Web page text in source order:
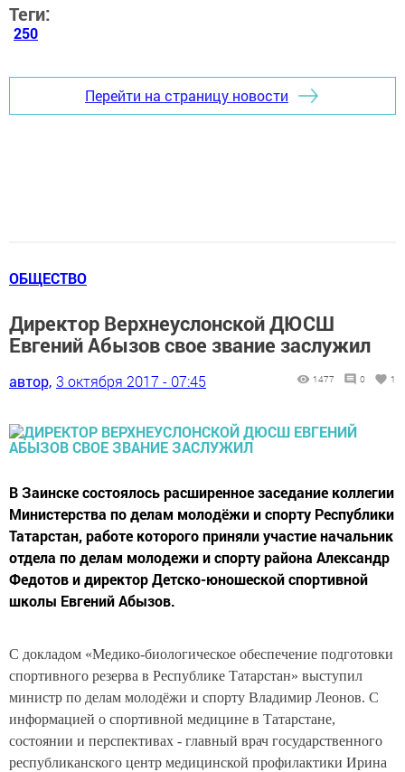
Теги:
250
Перейти на страницу новости
ОБЩЕСТВО
Директор Верхнеуслонской ДЮСШ
Евгений Абызов свое звание заслужил
автор, 3 октября 2017 - 07:45 1477 0 1
В Заинске состоялось расширенное заседание коллегии
Министерства по делам молодёжи и спорту Республики
Татарстан, работе которого приняли участие начальник
отдела по делам молодежи и спорту района Александр
Федотов и директор Детско-юношеской спортивной
школы Евгений Абызов.
С докладом «Медико-биологическое обеспечение подготовки
спортивного резерва в Республике Татарстан» выступил
министр по делам молодёжи и спорту Владимир Леонов. С
информацией о спортивной медицине в Татарстане,
состоянии и перспективах - главный врач государственного
республиканского центр медицинской профилактики Ирина